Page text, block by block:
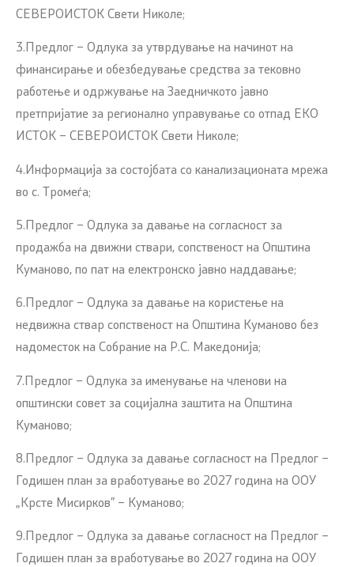
СЕВЕРОИСТОК Свети Николе;
3.Предлог – Одлука за утврдување на начинот на
финансирање и обезбедување средства за тековно
работење и одржување на Заедничкото јавно
претпријатие за регионално управување со отпад ЕКО
ИСТОК – СЕВЕРОИСТОК Свети Николе;
4.Информација за состојбата со канализационата мрежа
во с. Тромеѓа;
5.Предлог – Одлука за давање на согласност за
продажба на движни ствари, сопственост на Општина
Куманово, по пат на електронско јавно наддавање;
6.Предлог – Одлука за давање на користење на
недвижна ствар сопственост на Општина Куманово без
надоместок на Собрание на Р.С. Македонија;
7.Предлог – Одлука за именување на членови на
општински совет за социјална заштита на Општина
Куманово;
8.Предлог – Одлука за давање согласност на Предлог –
Годишен план за вработување во 2027 година на ООУ
„Крсте Мисирков” – Куманово;
9.Предлог – Одлука за давање согласност на Предлог –
Годишен план за вработување во 2027 година на ООУ